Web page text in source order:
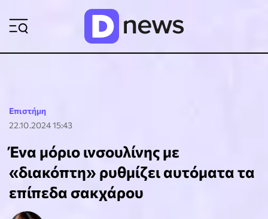
Επιστήμη
22.10.2024 15:43
Ένα μόριο ινσουλίνης με
«διακόπτη» ρυθμίζει αυτόματα τα
επίπεδα σακχάρου